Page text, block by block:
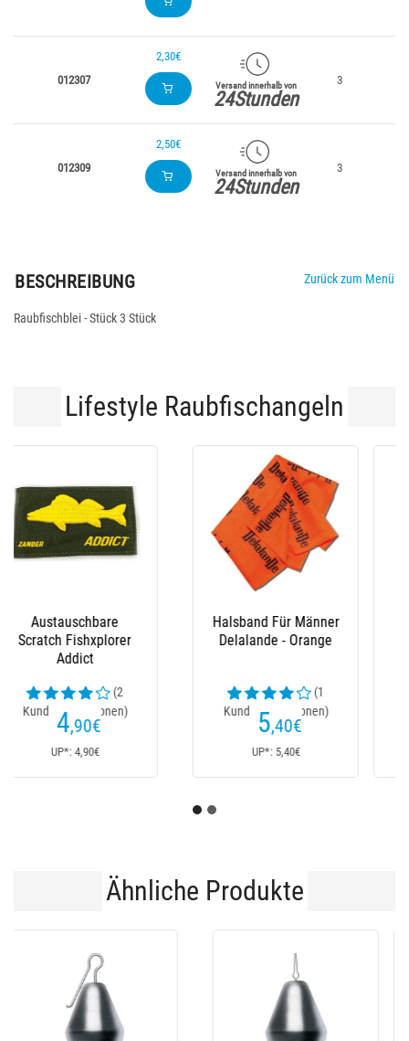
012307
2,30€
Versand innerhalb von
24Stunden
3
012309
2,50€
Versand innerhalb von
24Stunden
3
BESCHREIBUNG Zurück zum Menü
Raubfischblei - Stück 3 Stück
Lifestyle Raubfischangeln
Langärmeliges
Herren-T-Shirt
Delalande Flexair -
Ab 88 ,30
UP*: 88,30€
T-Shirt (Langärmlig)
Delalande
Kundenrezensionen)
Ab 88 ,30
UP*: 88,30€
Ähnliche Produkte